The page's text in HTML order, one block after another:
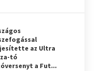
az Ultra
tó
a Fut...